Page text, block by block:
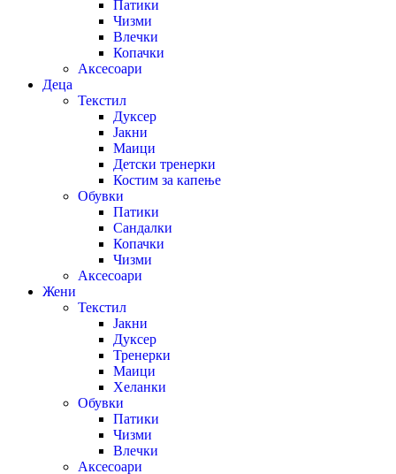
Патики
Чизми
Влечки
Копачки
Аксесоари
Деца
Текстил
Дуксер
Јакни
Маици
Детски тренерки
Костим за капење
Обувки
Патики
Сандалки
Копачки
Чизми
Аксесоари
Жени
Текстил
Јакни
Дуксер
Тренерки
Маици
Хеланки
Обувки
Патики
Чизми
Влечки
Аксесоари